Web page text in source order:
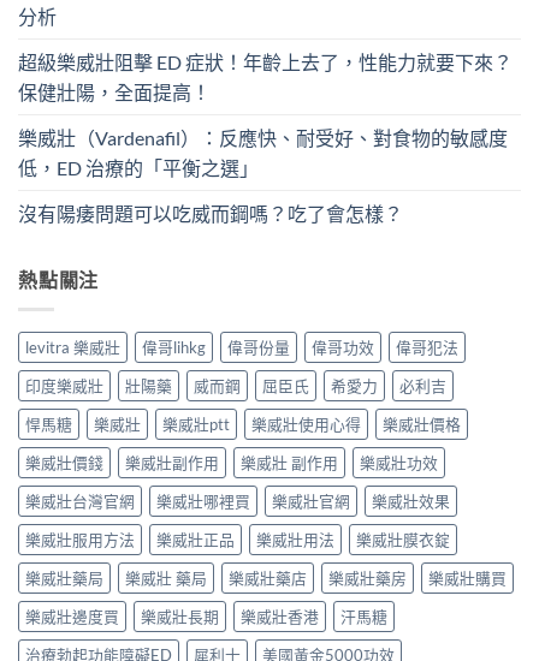
分析
超級樂威壯阻擊 ED 症狀！年齡上去了，性能力就要下來？
保健壯陽，全面提高！
樂威壯（Vardenafil）：反應快、耐受好、對食物的敏感度
低，ED 治療的「平衡之選」
沒有陽痿問題可以吃威而鋼嗎？吃了會怎樣？
熱點關注
levitra 樂威壯 偉哥lihkg 偉哥份量 偉哥功效
偉哥犯法
印度樂威壯
壯陽藥 威而鋼 屈臣氏 希愛力
必利吉
悍馬糖
樂威壯 樂威壯ptt 樂威壯使用心得
樂威壯價格
樂威壯價錢
樂威壯副作用 樂威壯 副作用
樂威壯功效
樂威壯台灣官網
樂威壯哪裡買 樂威壯官網
樂威壯效果
樂威壯服用方法
樂威壯正品 樂威壯用法
樂威壯膜衣錠
樂威壯藥局
樂威壯 藥局 樂威壯藥店 樂威壯藥房
樂威壯購買
樂威壯邊度買
樂威壯長期 樂威壯香港
汗馬糖
治療勃起功能障礙ED
犀利士 美國黃金5000功效